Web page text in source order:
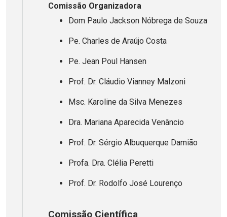
Comissão Organizadora
Dom Paulo Jackson Nóbrega de Souza
Pe. Charles de Araújo Costa
Pe. Jean Poul Hansen
Prof. Dr. Cláudio Vianney Malzoni
Msc. Karoline da Silva Menezes
Dra. Mariana Aparecida Venâncio
Prof. Dr. Sérgio Albuquerque Damião
Profa. Dra. Clélia Peretti
Prof. Dr. Rodolfo José Lourenço
Comissão Científica